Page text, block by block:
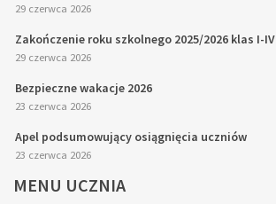
29 czerwca 2026
Zakończenie roku szkolnego 2025/2026 klas I-IV
29 czerwca 2026
Bezpieczne wakacje 2026
23 czerwca 2026
Apel podsumowujący osiągnięcia uczniów
23 czerwca 2026
MENU UCZNIA